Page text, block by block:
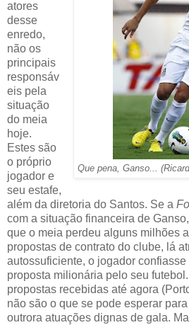
Que pena, Ganso...
atores
desse
enredo,
não os
principais
responsáv
eis pela
situação
do meia
hoje.
Estes são
o próprio
jogador e
seu estafe,
além da diretoria do Santos. Se a
com a situação financeira de
que o meia perdeu alguns milhões
propostas de contrato do clube, lá
autossuficiente, o jogador
proposta milionária pelo seu
propostas recebidas até agora
não são o que se pode esperar
outrora atuações dignas de gala.